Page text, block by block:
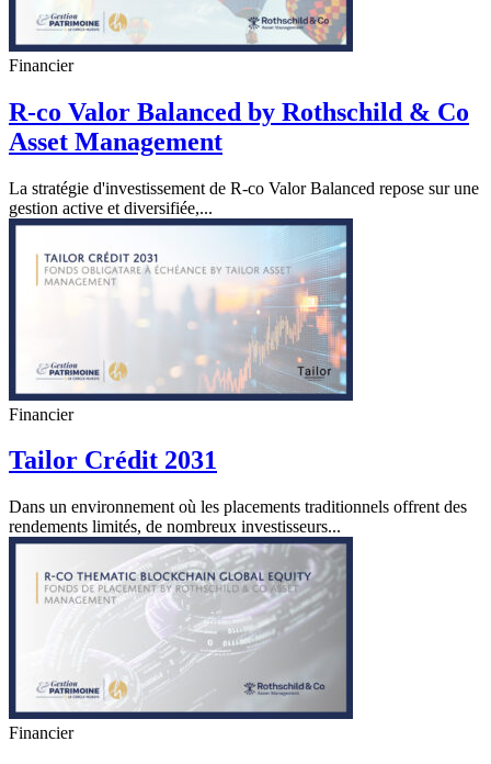
Financier
R-co Valor Balanced by Rothschild & Co
Asset Management
La stratégie d'investissement de R-co Valor Balanced repose sur une
gestion active et diversifiée,...
Financier
Tailor Crédit 2031
Dans un environnement où les placements traditionnels offrent des
rendements limités, de nombreux investisseurs...
Financier